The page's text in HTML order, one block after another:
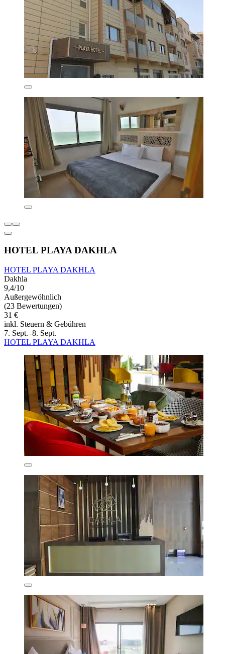
HOTEL PLAYA DAKHLA
HOTEL PLAYA DAKHLA
Dakhla
9,4/10
Außergewöhnlich
(23 Bewertungen)
31 €
inkl. Steuern & Gebühren
7. Sept.–8. Sept.
HOTEL PLAYA DAKHLA